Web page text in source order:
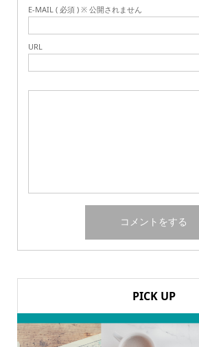
E-MAIL ( 必須 ) ※ 公開されません
URL
PICK UP